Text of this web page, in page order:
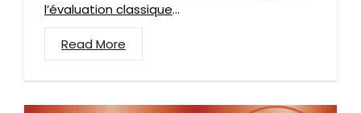
l’évaluation classique...
Read More